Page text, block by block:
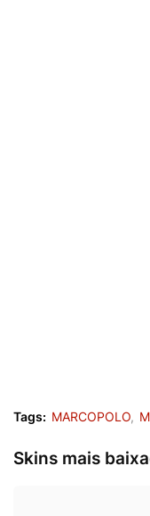
Tags: MARCOPOLO
Skins mais